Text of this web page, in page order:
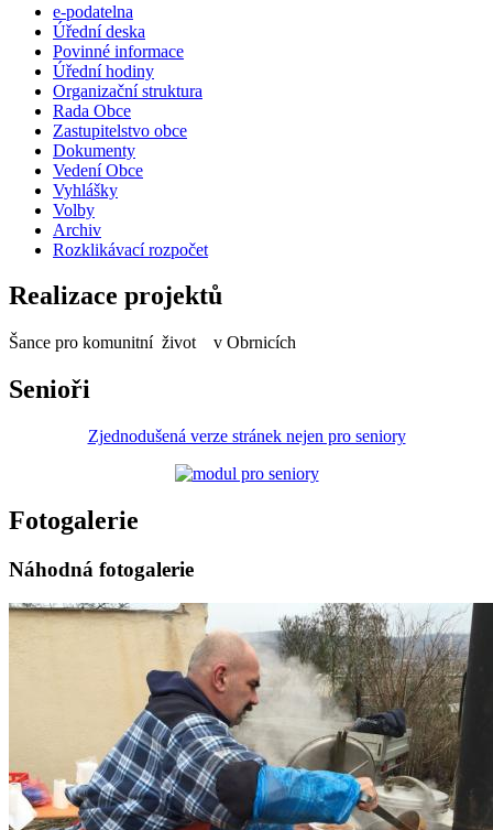
e-podatelna
Úřední deska
Povinné informace
Úřední hodiny
Organizační struktura
Rada Obce
Zastupitelstvo obce
Dokumenty
Vedení Obce
Vyhlášky
Volby
Archiv
Rozklikávací rozpočet
Realizace projektů
Šance pro komunitní život v Obrnicích
Senioři
Zjednodušená verze stránek nejen pro seniory
Fotogalerie
Náhodná fotogalerie